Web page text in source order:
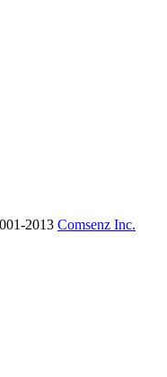
2013 Comsenz Inc.